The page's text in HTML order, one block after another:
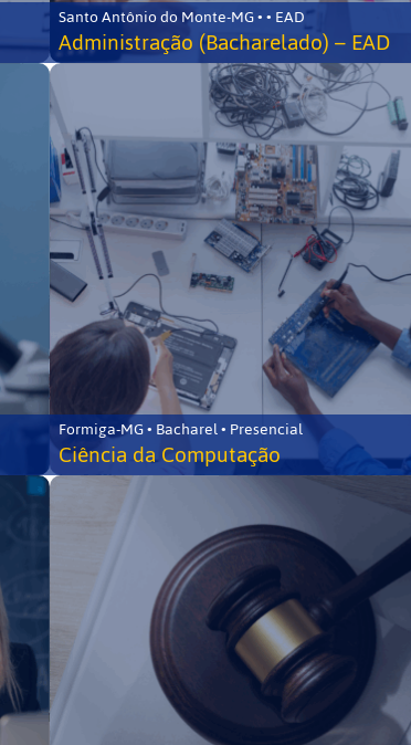
Santo Antônio do Monte-MG • • EAD
Administração (Bacharelado) – EAD
Formiga-MG • Bacharel • Presencial
Ciência da Computação